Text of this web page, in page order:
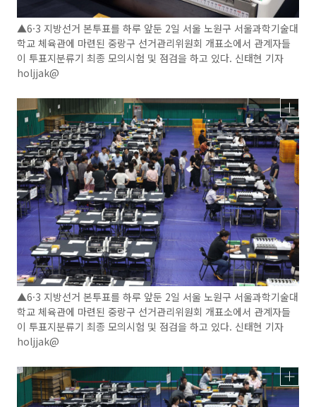
▲6·3 지방선거 본투표를 하루 앞둔 2일 서울 노원구 서울과학기술대
학교 체육관에 마련된 중랑구 선거관리위원회 개표소에서 관계자들
이 투표지분류기 최종 모의시험 및 점검을 하고 있다. 신태현 기자
holjjak@
▲6·3 지방선거 본투표를 하루 앞둔 2일 서울 노원구 서울과학기술대
학교 체육관에 마련된 중랑구 선거관리위원회 개표소에서 관계자들
이 투표지분류기 최종 모의시험 및 점검을 하고 있다. 신태현 기자
holjjak@